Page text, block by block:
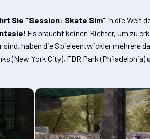
Sie "Session: Skate Sim" in die Welt
Es braucht keinen Richter, um zu
haben die Spieleentwickler mehrere
(New York City), FDR Park (Philadelphia)